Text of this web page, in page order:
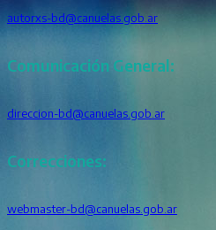
autorxs-bd@canuelas.gob.ar
Comunicación General:
direccion-bd@canuelas.gob.ar
Correcciones:
webmaster-bd@canuelas.gob.ar